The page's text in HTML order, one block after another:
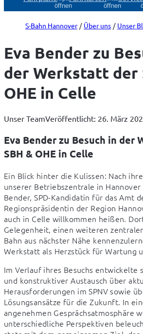
öffnen
öffnen
S-Bahn Hannover Über uns Unser
Eva Bender zu
der Werkstatt der
OHE in Celle
Unser TeamVeröffentlicht: 26. März
Eva Bender zu Besuch in der
SBH & OHE in Celle
Ein Blick hinter die Kulissen: Nach
unserer Betriebszentrale in
Bender, SPD-Kandidatin für das Amt
Regionspräsidentin der Region
auch in Celle willkommen heißen.
Gelegenheit, einen weiteren
Bahn aus nächster Nähe
Werkstatt als Herzstück für Wartung
Im Verlauf ihres Besuchs entwickelte
und konstruktiver Austausch über
Herausforderungen im SPNV sowie
Lösungsansätze für die Zukunft. In
angenehmen Gesprächsatmosphäre
unterschiedliche Perspektiven